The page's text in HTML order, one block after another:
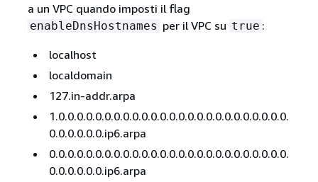
a un VPC quando imposti il flag
enableDnsHostnames per il VPC su true :
localhost
localdomain
127.in-addr.arpa
1.0.0.0.0.0.0.0.0.0.0.0.0.0.0.0.0.0.0.0.0.0.0.0.0.0.
0.0.0.0.0.0.ip6.arpa
0.0.0.0.0.0.0.0.0.0.0.0.0.0.0.0.0.0.0.0.0.0.0.0.0.0.
0.0.0.0.0.0.ip6.arpa